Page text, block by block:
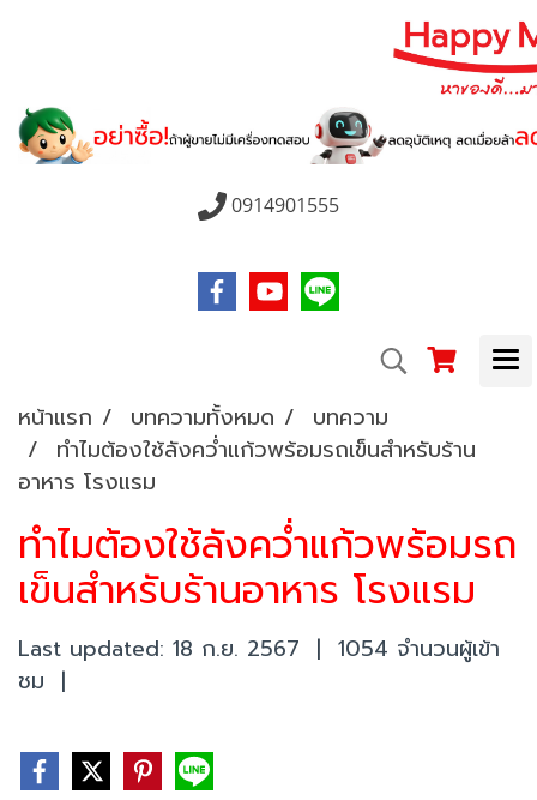
0914901555
หน้าแรก บทความทั้งหมด
บทความ
ทำไมต้องใช้ลังคว่ำแก้วพร้อมรถเข็นสำหรับร้าน
อาหาร โรงแรม
ทำไมต้องใช้ลังคว่ำแก้วพร้อมรถ
เข็นสำหรับร้านอาหาร โรงแรม
Last updated: 18 ก.ย. 2567 | 1054 จำนวนผู้เข้า
ชม |